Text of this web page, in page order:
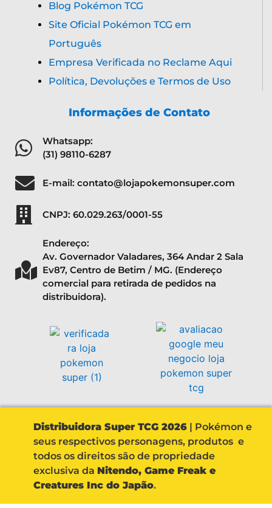
Distribuidora Pokémon
Blog Pokémon TCG
Site Oficial Pokémon TCG em
Português
Empresa Verificada no Reclame Aqui
Whatsapp:
Endereço:
Av. Governador Valadares, 364 Andar 2 Sala
Ev87, Centro de Betim / MG. (Endereço
comercial para retirada de pedidos na
Distribuidora Super TCG 2026 | Pokémon e
seus respectivos personagens, produtos e
todos os direitos são de propriedade
exclusiva daNitendo, Game Freak e
Creatures Inc do Japão.